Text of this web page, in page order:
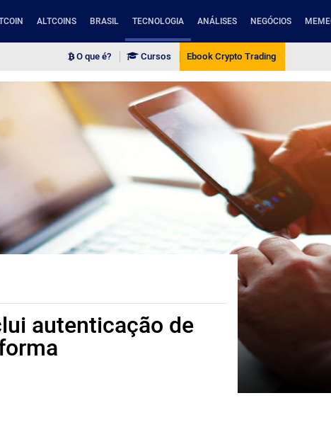
ALTCOINS BRASIL TECNOLOGIA ANÁLISES NEGÓCIOS
O que é? Cursos Ebook Crypto Trading
autenticação de